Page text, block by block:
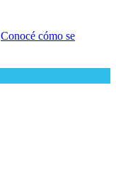
Conocé cómo se